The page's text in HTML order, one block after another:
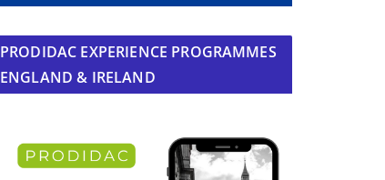
PRODIDAC EXPERIENCE PROGRAMMES
ENGLAND & IRELAND